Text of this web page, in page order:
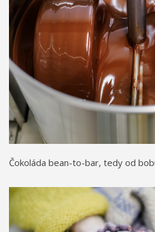
Čokoláda bean-to-bar, tedy od